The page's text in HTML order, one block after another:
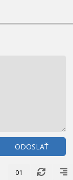
ODOSLAŤ
01